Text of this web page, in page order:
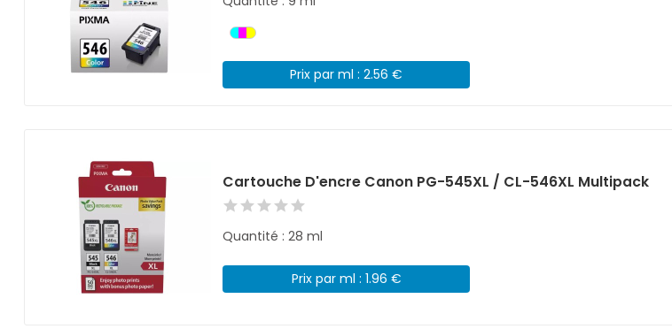
Prix par ml : 2.56 €
Cartouche D'encre Canon PG-545XL / CL-546XL Multipack
Quantité : 28 ml
Prix par ml : 1.96 €